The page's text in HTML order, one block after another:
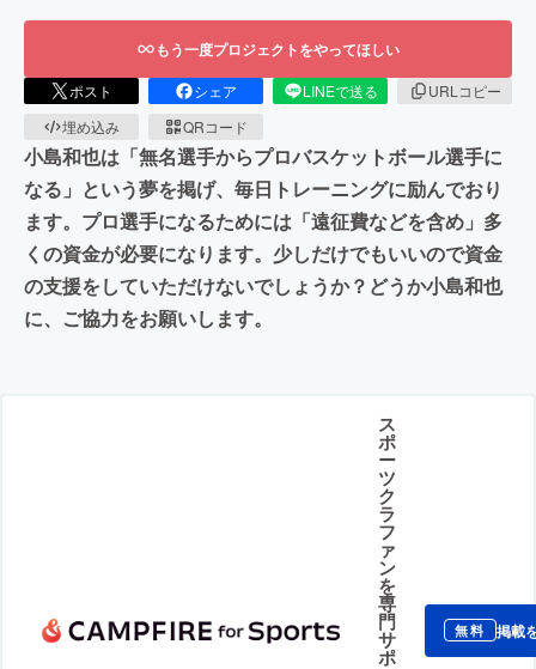
もう一度プロジェクトをやってほしい
ポスト シェア LINEで送る
URLコピー
埋め込み
QRコード
小島和也は「無名選手からプロバスケットボール選手に
なる」という夢を掲げ、毎日トレーニングに励んでおり
ます。プロ選手になるためには「遠征費などを含め」多
くの資金が必要になります。少しだけでもいいので資金
の支援をしていただけないでしょうか？どうか小島和也
に、ご協力をお願いします。
ス
ポ
ー
ツ
ク
ラ
フ
ァ
ン
を
専
門
サ
ポ
無料 掲載